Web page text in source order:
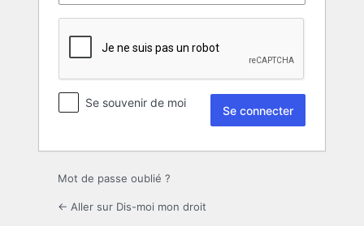
Se souvenir de moi
Mot de passe oublié ?
← Aller sur Dis-moi mon droit